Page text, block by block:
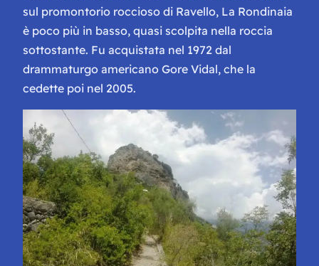
sul promontorio roccioso di Ravello, La Rondinaia
è poco più in basso, quasi scolpita nella roccia
sottostante. Fu acquistata nel 1972 dal
drammaturgo americano Gore Vidal, che la
cedette poi nel 2005.